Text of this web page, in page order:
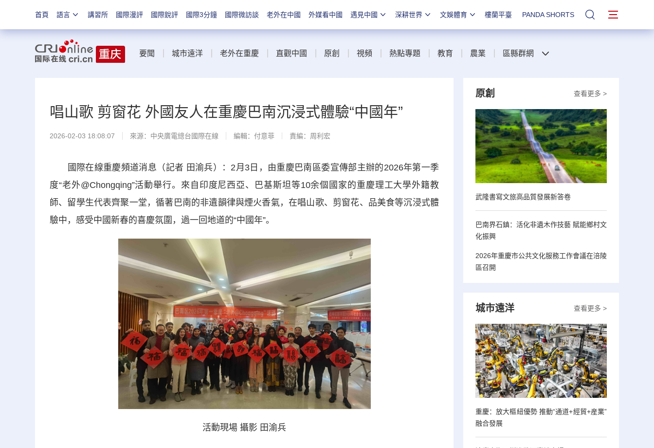
首頁 語言 講習所 國際漫評 國際銳評 國際3分鐘 國際微訪談 老外在中國 外媒看中國 遇見中國 深耕世界 文娛體育 樓蘭平臺 PANDA SHORTS 站內搜索
要聞 城市遠洋 老外在重慶 直觀中國 原創 視頻 熱點專題 教育 農業 區縣群網
唱山歌 剪窗花 外國友人在重慶巴南沉浸式體驗“中國年”
2026-02-03 18:08:07 來源：中央廣電總台國際在線 編輯：付意菲 責編：周利宏
國際在線重慶頻道消息（記者 田渝兵）：2月3日，由重慶巴南區委宣傳部主辦的2026年第一季
度“老外@Chongqing”活動舉行。來自印度尼西亞、巴基斯坦等10余個國家的重慶理工大學外籍教
師、留學生代表齊聚一堂，循著巴南的非遺韻律與煙火香氣，在唱山歌、剪窗花、品美食等沉浸式體
驗中，感受中國新春的喜慶氛圍，過一回地道的“中國年”。
活動現場 攝影 田渝兵
查看更多 >
原創
武隆書寫文旅高品質發展新答卷
巴南界石鎮：活化非遺木作技藝 賦能鄉村文
化振興
2026年重慶市公共文化服務工作會議在涪陵
區召開
查看更多 >
城市遠洋
重慶：放大樞紐優勢 推動“通道+經貿+産業”
融合發展